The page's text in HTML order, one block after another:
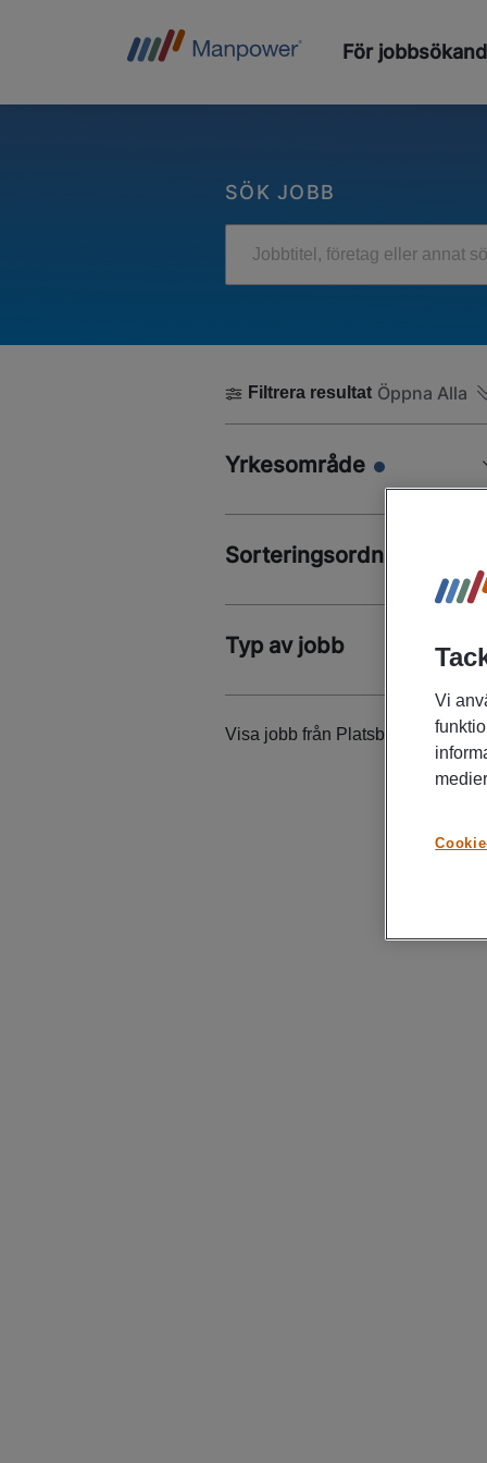
För
SÖK JOBB
Jobbtitel, företag eller annat
Filtrera resultat Öppna Alla
Yrkesområde
Sorteringsordning:
Typ av jobb
Visa jobb från Platsbanken
Vi